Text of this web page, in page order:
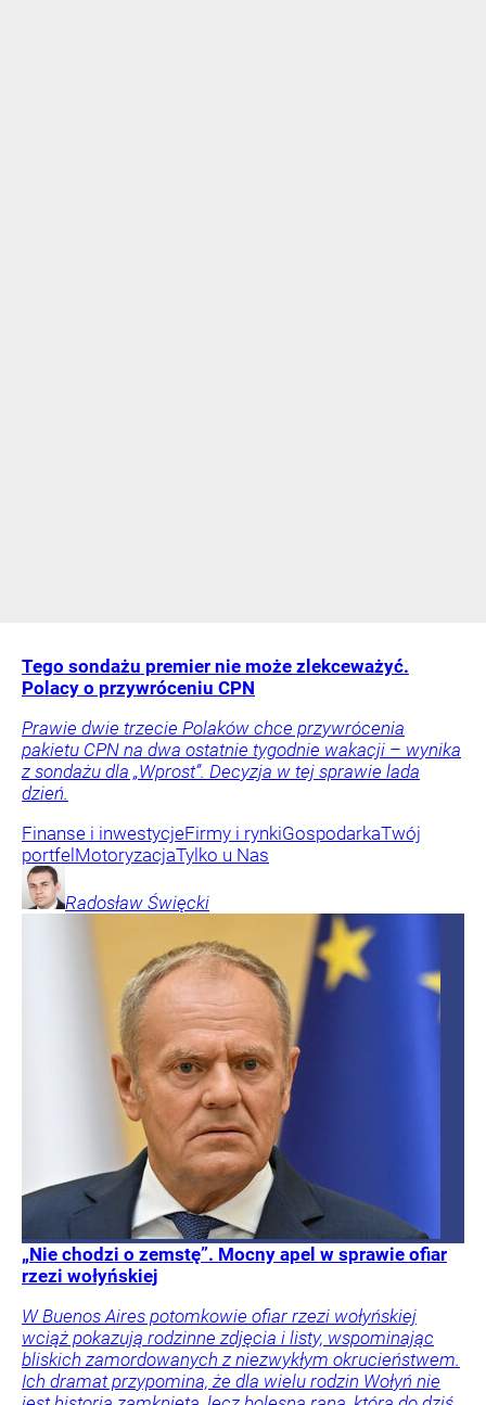
Tego sondażu premier nie może zlekceważyć.
Polacy o przywróceniu CPN
Prawie dwie trzecie Polaków chce przywrócenia
pakietu CPN na dwa ostatnie tygodnie wakacji – wynika
z sondażu dla „Wprost”. Decyzja w tej sprawie lada
dzień.
Finanse i inwestycjeFirmy i rynkiGospodarkaTwój
portfelMotoryzacjaTylko u Nas
Radosław Święcki
„Nie chodzi o zemstę”. Mocny apel w sprawie ofiar
rzezi wołyńskiej
W Buenos Aires potomkowie ofiar rzezi wołyńskiej
wciąż pokazują rodzinne zdjęcia i listy, wspominając
bliskich zamordowanych z niezwykłym okrucieństwem.
Ich dramat przypomina, że dla wielu rodzin Wołyń nie